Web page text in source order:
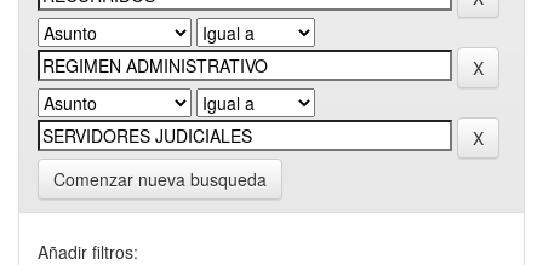
Comenzar nueva busqueda
Añadir filtros: